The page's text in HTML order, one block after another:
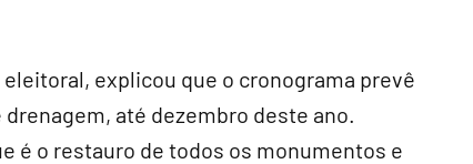
explicou que o cronograma prevê
até dezembro deste ano.
é o restauro de todos os monumentos e